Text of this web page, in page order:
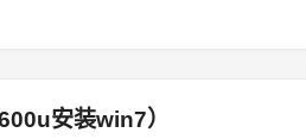
安装win7）